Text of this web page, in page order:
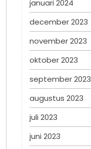
januari 2024
december 2023
november 2023
oktober 2023
september 2023
augustus 2023
juli 2023
juni 2023